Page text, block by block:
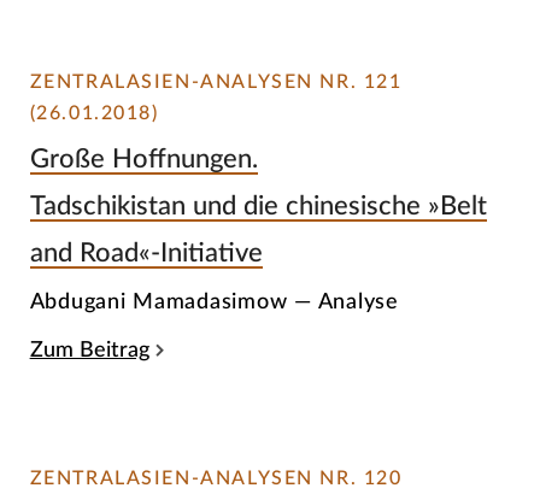
ZENTRALASIEN-ANALYSEN NR. 121
(26.01.2018)
Große Hoffnungen.
Tadschikistan und die chinesische »Belt
and Road«-Initiative
Abdugani Mamadasimow — Analyse
Zum Beitrag
ZENTRALASIEN-ANALYSEN NR. 120